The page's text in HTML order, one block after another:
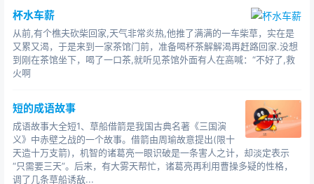
杯水车薪
从前,有个樵夫砍柴回家,天气非常炎热,他推了满满的一车柴草，实在是
又累又渴，于是来到一家茶馆门前，准备喝杯茶解解渴再赶路回家.没想
到刚在茶馆坐下，喝了一口茶,就听见茶馆外面有人在高喊：“不好了,救
火啊
短的成语故事
成语故事大全短1、草船借箭是我国古典名著《三国演
义》中赤壁之战的一个故事。借箭由周瑜故意提出(限十
天造十万支箭)，机智的诸葛亮一眼识破是一条害人之计，却淡定表示
“只需要三天”。后来，有大雾天帮忙，诸葛亮再利用曹操多疑的性格，
调了几条草船诱敌...